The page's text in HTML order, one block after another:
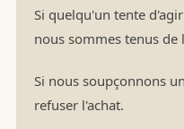
Si quelqu'un tente
nous sommes tenus de
Si nous soupçonnons
refuser l'achat.